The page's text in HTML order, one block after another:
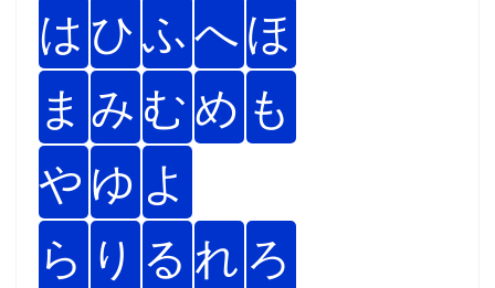
は ひふへほ
ま み むめ も
や ゆ よ
ら り る れ ろ